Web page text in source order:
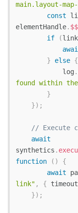
main.layout-
const
elementHandle. $$
if
(
}
else {
            log
.
found within
}
}) ;
// Execute
await
synthetics .
function
( )
{
await
link" , { timeout
}) ;